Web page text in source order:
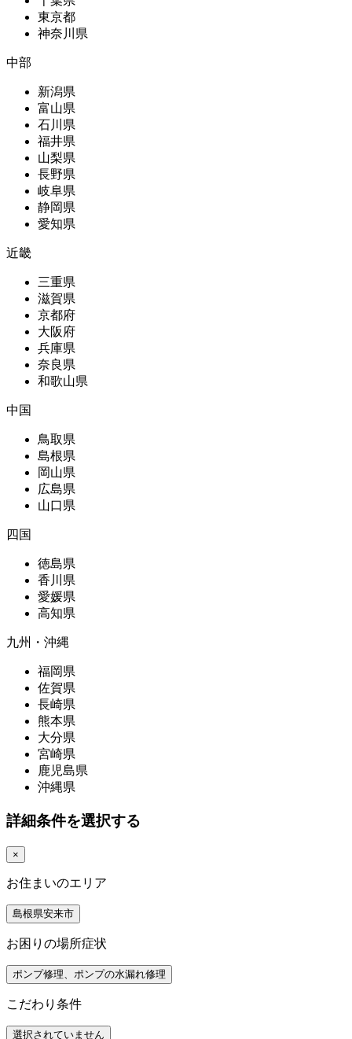
東京都
神奈川県
中部
新潟県
富山県
石川県
福井県
山梨県
長野県
岐阜県
静岡県
愛知県
近畿
三重県
滋賀県
京都府
大阪府
兵庫県
奈良県
和歌山県
中国
鳥取県
島根県
岡山県
広島県
山口県
四国
徳島県
香川県
愛媛県
高知県
九州・沖縄
福岡県
佐賀県
長崎県
熊本県
大分県
宮崎県
鹿児島県
沖縄県
詳細条件を選択する
×
お住まいのエリア
島根県安来市
お困りの場所症状
ポンプ修理、ポンプの水漏れ修理
こだわり条件
選択されていません